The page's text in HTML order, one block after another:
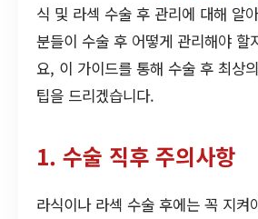
식 및 라섹 수술 후 관리에 대해 알
분들이 수술 후 어떻게 관리해야 할
요, 이 가이드를 통해 수술 후 최상
팁을 드리겠습니다.
1. 수술 직후 주의사항
라식이나 라섹 수술 후에는 꼭 지켜